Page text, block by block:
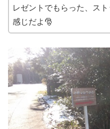
レゼントでもらった、ス
感じだよ🎅